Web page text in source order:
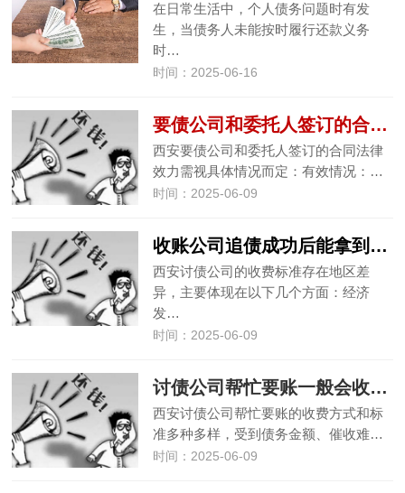
在日常生活中，个人债务问题时有发
生，当债务人未能按时履行还款义务
时…
时间：2025-06-16
要债公司和委托人签订的合同是否具有法律效力
西安要债公司和委托人签订的合同法律
效力需视具体情况而定：有效情况：…
时间：2025-06-09
收账公司追债成功后能拿到多少报酬?
西安讨债公司的收费标准存在地区差
异，主要体现在以下几个方面：经济
发…
时间：2025-06-09
讨债公司帮忙要账一般会收取多少费用?
西安讨债公司帮忙要账的收费方式和标
准多种多样，受到债务金额、催收难…
时间：2025-06-09